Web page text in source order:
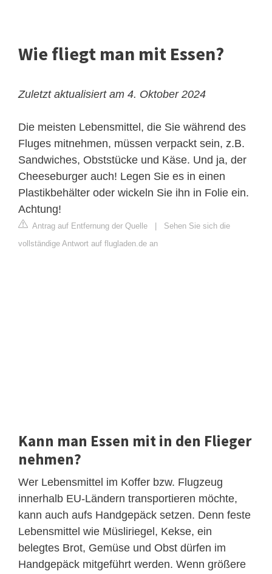
Wie fliegt man mit Essen?
Zuletzt aktualisiert am 4. Oktober 2024
Die meisten Lebensmittel, die Sie während des
Fluges mitnehmen, müssen verpackt sein, z.B.
Sandwiches, Obststücke und Käse. Und ja, der
Cheeseburger auch! Legen Sie es in einen
Plastikbehälter oder wickeln Sie ihn in Folie ein.
Achtung!
Antrag auf Entfernung der Quelle
Sehen Sie sich die
vollständige Antwort auf flugladen.de an
Kann man Essen mit in den Flieger
nehmen?
Wer Lebensmittel im Koffer bzw. Flugzeug
innerhalb EU-Ländern transportieren möchte,
kann auch aufs Handgepäck setzen. Denn feste
Lebensmittel wie Müsliriegel, Kekse, ein
belegtes Brot, Gemüse und Obst dürfen im
Handgepäck mitgeführt werden. Wenn größere